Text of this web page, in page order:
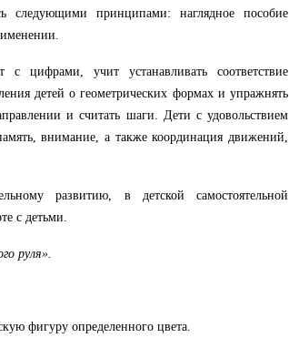
следующими
принципами: наглядное пособие
цифрами, учит устанавливать соответствие
детей о геометрических формах и упражнять
и считать шаги. Дети с удовольствием
внимание, а также координация движений,
развитию, в детской самостоятельной
с детьми.
руля».
фигуру определенного цвета.